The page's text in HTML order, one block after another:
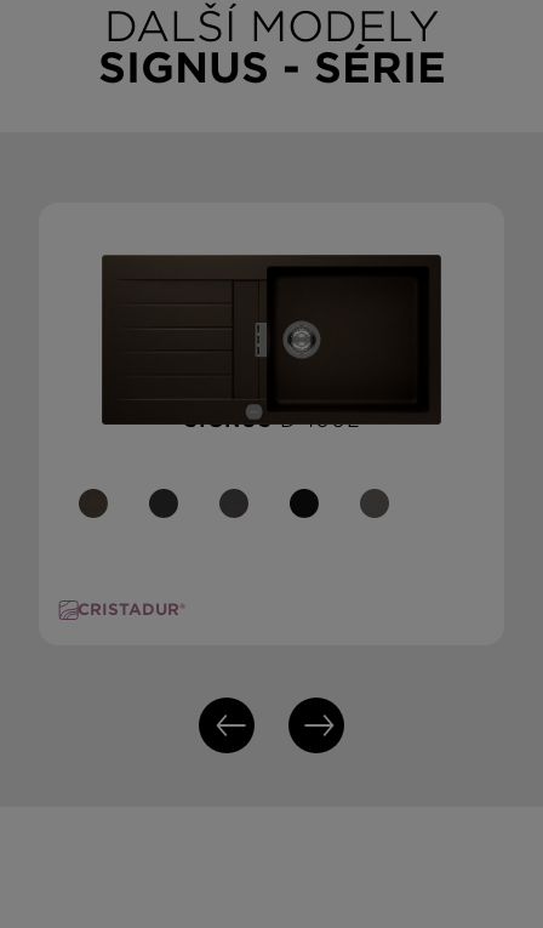
DALŠÍ MODELY
SIGNUS - SÉRIE
SIGNUSD-100L
CRISTADUR®